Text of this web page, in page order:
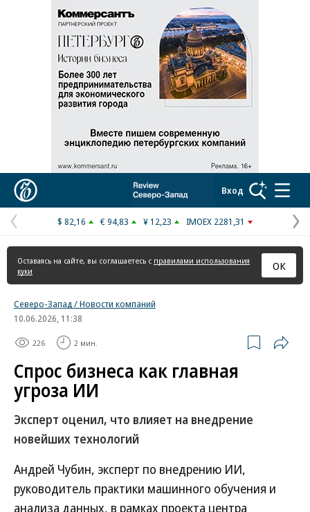
Реклама в «Ъ» www.kommersant.ru/ad
Вход
Предыдущая
страница
$ 82,16 € 94,83 ¥ 12,23 IMOEX 2281,31
Оставаясь на сайте, вы соглашаетесь с правилами использования
куки
ОК
Северо-Запад / Новости компаний
10.06.2026, 11:38
226 2 мин.
Спрос бизнеса как главная
угроза ИИ
Эксперт оценил, что влияет на внедрение
новейших технологий
Андрей Чубин, эксперт по внедрению ИИ,
руководитель практики машинного обучения и
анализа данных, в рамках проекта центра